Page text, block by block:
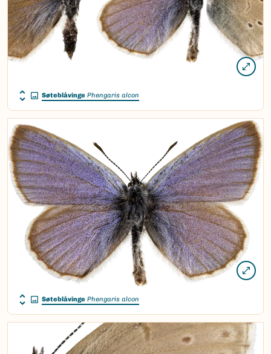
Søteblåvinge Phengaris alcon
Søteblåvinge Phengaris alcon